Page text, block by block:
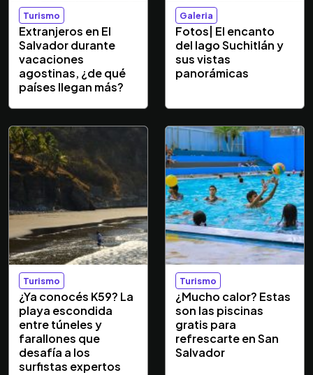
Turismo
Extranjeros en El
Salvador durante
vacaciones
agostinas, ¿de qué
países llegan más?
Galeria
Fotos| El encanto
del lago Suchitlán y
sus vistas
panorámicas
Turismo
¿Ya conocés K59? La
playa escondida
entre túneles y
farallones que
desafía a los
surfistas expertos
Turismo
¿Mucho calor? Estas
son las piscinas
gratis para
refrescarte en San
Salvador